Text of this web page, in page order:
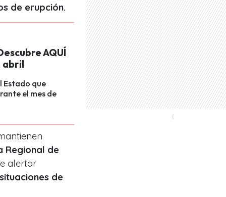
de erupción.
AQUÍ
abril
Estado que
el mes de
Regional de
alertar
de